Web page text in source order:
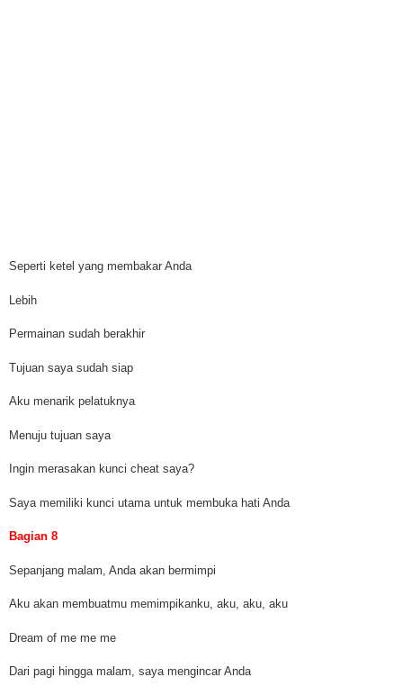
Seperti ketel yang membakar Anda
Lebih
Permainan sudah berakhir
Tujuan saya sudah siap
Aku menarik pelatuknya
Menuju tujuan saya
Ingin merasakan kunci cheat saya?
Saya memiliki kunci utama untuk membuka hati Anda
Bagian 8
Sepanjang malam, Anda akan bermimpi
Aku akan membuatmu memimpikanku, aku, aku, aku
Dream of me me me
Dari pagi hingga malam, saya mengincar Anda